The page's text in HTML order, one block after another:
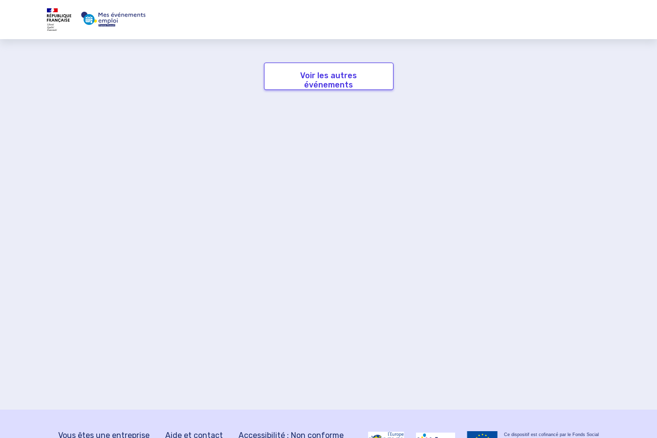
Voir les autres
événements
Vous êtes une entreprise Aide et contact Accessibilité : Non conforme
Ce dispositif est cofinancé par le Fonds Social